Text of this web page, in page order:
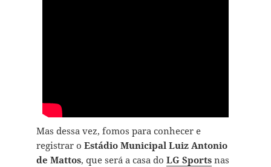
Mas dessa vez, fomos para conhecer e
registrar o Estádio Municipal Luiz Antonio
de Mattos, que será a casa do LG Sportsnas